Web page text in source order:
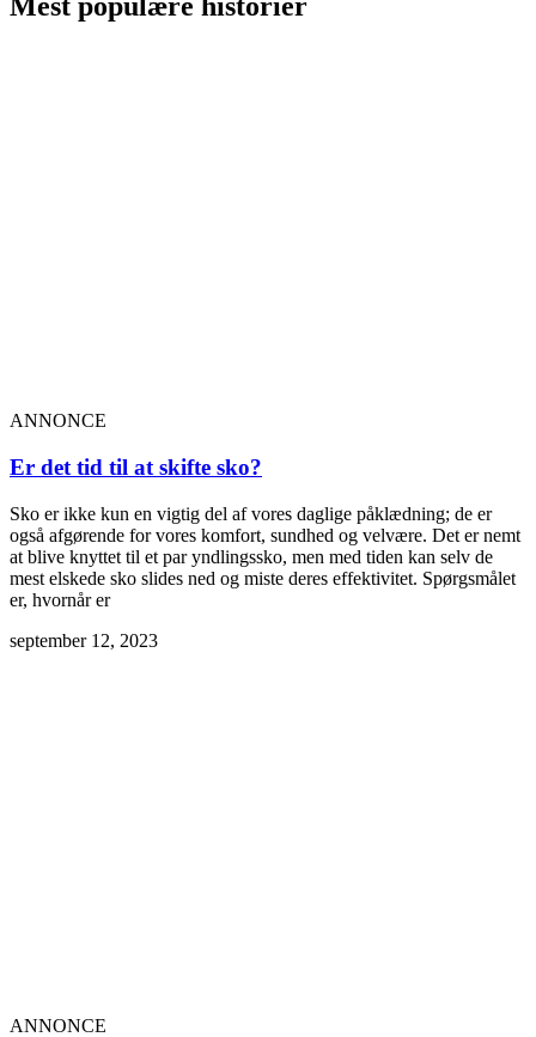
Mest populære historier
ANNONCE
Er det tid til at skifte sko?
Sko er ikke kun en vigtig del af vores daglige påklædning; de er
også afgørende for vores komfort, sundhed og velvære. Det er nemt
at blive knyttet til et par yndlingssko, men med tiden kan selv de
mest elskede sko slides ned og miste deres effektivitet. Spørgsmålet
er, hvornår er
september 12, 2023
ANNONCE